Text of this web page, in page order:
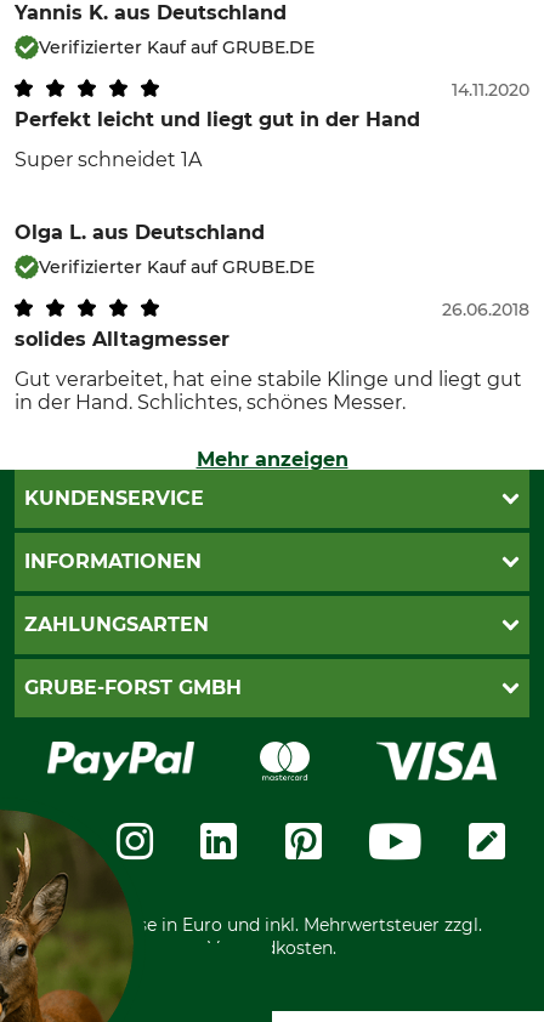
Yannis K. aus Deutschland
Verifizierter Kauf auf GRUBE.DE
Perfekt leicht und liegt gut in der Hand
14.11.2020
Super schneidet 1A
Olga L. aus Deutschland
Verifizierter Kauf auf GRUBE.DE
solides Alltagmesser
26.06.2018
Gut verarbeitet, hat eine stabile Klinge und liegt gut
in der Hand. Schlichtes, schönes Messer.
Mehr anzeigen
KUNDENSERVICE
Katalogbestellung
INFORMATIONEN
AGB
Widerrufsformular
Zahlungsarten
ZAHLUNGSARTEN
PayPal
Rechnung
Vorkasse
GRUBE-FORST GMBH
Karriere
Über uns
Community
International
*Alle Preise in Euro und inkl. Mehrwertsteuer zzgl.
Versandkosten.